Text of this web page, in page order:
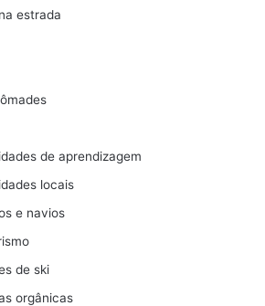
estrada
de aprendizagem
locais
e navios
de ski
orgânicas